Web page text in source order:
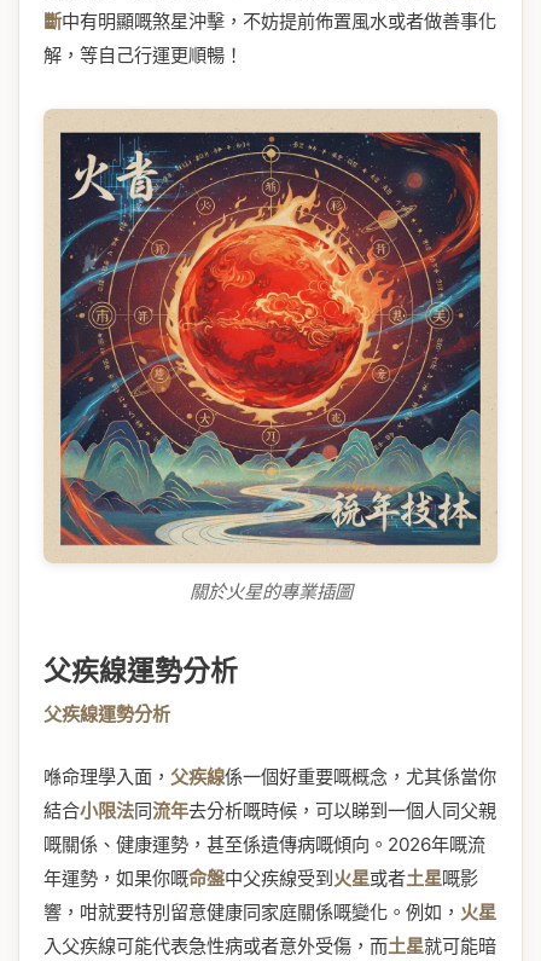
斷中有明顯嘅煞星沖擊，不妨提前佈置風水或者做善事化
解，等自己行運更順暢！
關於火星的專業插圖
父疾線運勢分析
父疾線運勢分析
喺命理學入面， 父疾線係一個好重要嘅概念，尤其係當你
結合小限法同流年去分析嘅時候，可以睇到一個人同父親
嘅關係、健康運勢，甚至係遺傳病嘅傾向。2026年嘅流
年運勢，如果你嘅命盤中父疾線受到火星或者土星嘅影
響，咁就要特別留意健康同家庭關係嘅變化。例如， 火星
入父疾線可能代表急性病或者意外受傷，而土星就可能暗